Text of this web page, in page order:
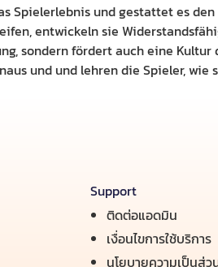
Spielerlebnis und gestattet es
entwickeln sie
sondern fördert auch eine
und und lehren die Spieler,
Support
ติดต่อแอดมิน
เงื่อนไขการใช้บริการ
นโยบายความเป็นส่ว